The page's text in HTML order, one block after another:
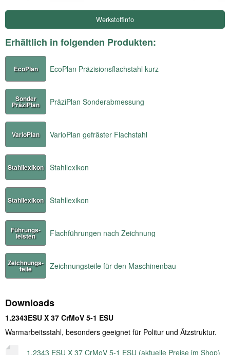
Werkstoffinfo
Erhältlich in folgenden Produkten:
EcoPlan EcoPlan Präzisionsflachstahl kurz
Sonder
PräziPlan PräziPlan Sonderabmessung
VarioPlan VarioPlan gefräster Flachstahl
Stahllexikon Stahllexikon
Stahllexikon Stahllexikon
Führungs-
leisten Flachführungen nach Zeichnung
Zeichnungs-
teile Zeichnungsteile für den Maschinenbau
Downloads
1.2343ESU X 37 CrMoV 5-1 ESU
Warmarbeitsstahl, besonders geeignet für Politur und Ätzstruktur.
1.2343 ESU X 37 CrMoV 5-1 ESU (aktuelle Preise im Shop)